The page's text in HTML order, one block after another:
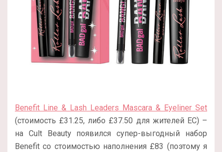
Benefit Line & Lash Leaders Mascara & Eyeliner Set
(стоимость £31.25, либо £37.50 для жителей ЕС) –
на Cult Beauty появился супер-выгодный набор
Benefit со стоимостью наполнения £83 (поэтому я